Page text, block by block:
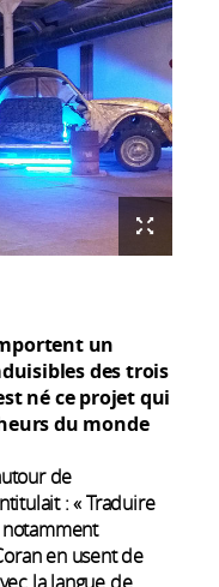
un
des trois
né ce projet qui
du monde
de
: « Traduire
notamment
en usent de